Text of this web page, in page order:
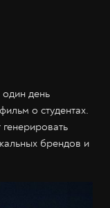
один день
о студентах.
брендов и